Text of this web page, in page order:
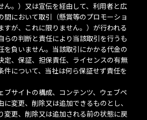
ん。）又は宣伝を経由して、利用者と広
間において取引（懸賞等のプロモーショ
すが、これに限りません。）が行われる
らの判断と責任により当該取引を行うも
を負いません。当該取引にかかる代金の
定、保証、担保責任、ライセンスの有無
件について、当社は何ら保証せず責任を
ブサイトの構成、コンテンツ、ウェブペ
に変更、削除又は追加できるものとし、
変更、削除又は追加される前の状態に戻